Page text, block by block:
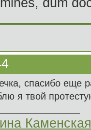
dum
спасибо еще
я твой
Каменская